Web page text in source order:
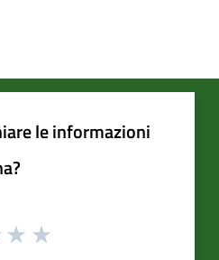
le informazioni